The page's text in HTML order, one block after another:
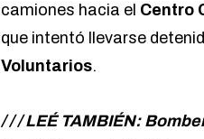
camiones hacia el Centro
que intentó llevarse
Voluntarios.
/ / / LEÉ TAMBIÉN: